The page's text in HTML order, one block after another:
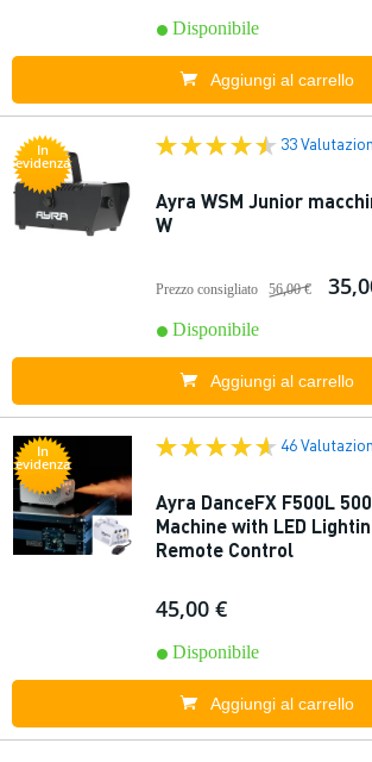
Disponibile
Aggiungi al carrello
In
evidenza
33
Ayra WSM Junior
W
Prezzo consigliato 56,00 €
Disponibile
Aggiungi al carrello
In
evidenza
46
Ayra DanceFX F500L
Machine with LED
Remote Control
45,00 €
Disponibile
Aggiungi al carrello